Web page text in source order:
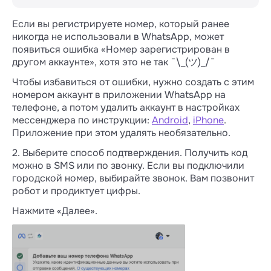
Теперь перейдите к п.4 из раздела ниже
и следуйте по описанным шагам.
Когда подключите канал,
верифицируйте компанию в Meta*
по инструкции, если планируете
пользоваться виртуальным
номером. Иначе не сможете
переписываться с клиентами
столько, сколько нужно
канал
1. Удалите номер, с которого
переписываетесь с клиентами, из
приложения на телефоне:
Android,iPhone.
Или измените номер для этого аккаунта:
Android, iPhone.
Если просто удалить приложение
WhatsApp с подключенным
номером, зарегистрировать этот
номер в WABA не получится.
Номер нужно удалить в настройках
мессенджера. При этом
Если вы регистрируете номер, который ранее
никогда не использовали в WhatsApp, может
появиться ошибка «Номер зарегистрирован в
другом аккаунте», хотя это не так ¯\_(ツ)_/¯
Чтобы избавиться от ошибки, нужно создать с этим
номером аккаунт в приложении WhatsApp на
телефоне, а потом удалить аккаунт в настройках
мессенджера по инструкции: Android, iPhone.
Приложение при этом удалять необязательно.
2. Выберите способ подтверждения. Получить код
можно в SMS или по звонку. Если вы подключили
городской номер, выбирайте звонок. Вам позвонит
робот и продиктует цифры.
Нажмите «Далее».